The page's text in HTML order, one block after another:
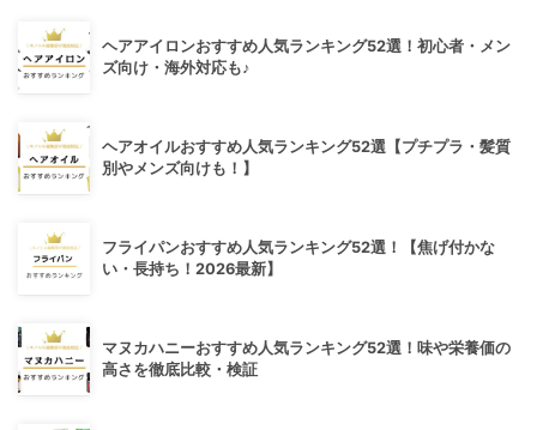
ヘアアイロンおすすめ人気ランキング52選！初心者・メン
ズ向け・海外対応も♪
ヘアオイルおすすめ人気ランキング52選【プチプラ・髪質
別やメンズ向けも！】
フライパンおすすめ人気ランキング52選！【焦げ付かな
い・長持ち！2026最新】
マヌカハニーおすすめ人気ランキング52選！味や栄養価の
高さを徹底比較・検証